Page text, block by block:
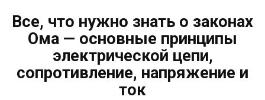
Все, что нужно знать о законах
Ома — основные принципы
электрической цепи,
сопротивление, напряжение и
ток